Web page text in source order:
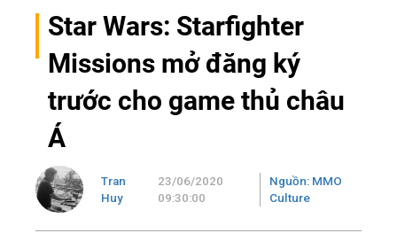
Star Wars: Starfighter
Missions mở đăng ký
trước cho game thủ châu
Á
Tran
Huy
23/06/2020
09:30:00
Nguồn: MMO
Culture